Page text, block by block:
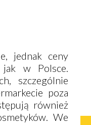
jednak ceny
jak w Polsce.
szczególnie
poza
również
We